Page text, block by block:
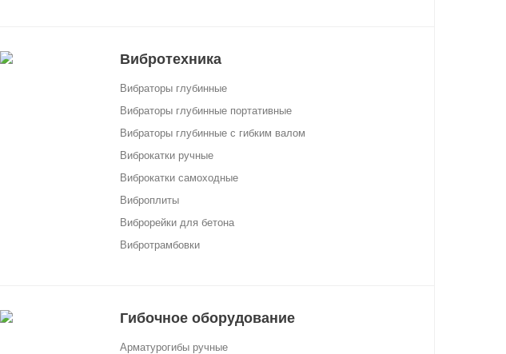
Вибротехника
Вибраторы глубинные
Вибраторы глубинные портативные
Вибраторы глубинные с гибким валом
Виброкатки ручные
Виброкатки самоходные
Виброплиты
Виброрейки для бетона
Вибротрамбовки
Гибочное оборудование
Арматурогибы ручные